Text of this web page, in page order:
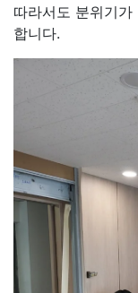
따라서도 분위기
합니다.